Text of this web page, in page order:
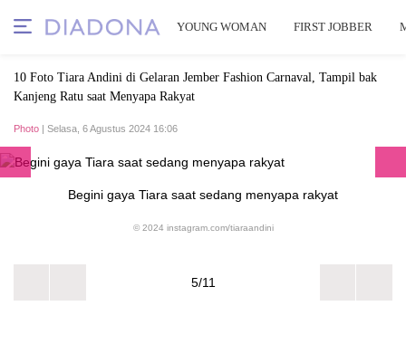
YOUNG WOMAN FIRST JOBBER
10 Foto Tiara Andini di Gelaran Jember Fashion Carnaval, Tampil bak
Kanjeng Ratu saat Menyapa Rakyat
Photo | Selasa, 6 Agustus 2024 16:06
Begini gaya Tiara saat sedang menyapa rakyat
© 2024 instagram.com/tiaraandini
5/11